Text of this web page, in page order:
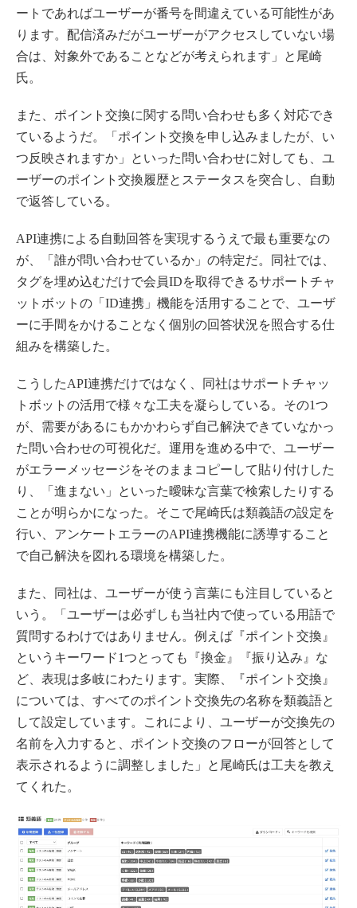
ートであればユーザーが番号を間違えている可能性があ
ります。配信済みだがユーザーがアクセスしていない場
合は、対象外であることなどが考えられます」と尾崎
氏。
また、ポイント交換に関する問い合わせも多く対応でき
ているようだ。「ポイント交換を申し込みましたが、い
つ反映されますか」といった問い合わせに対しても、ユ
ーザーのポイント交換履歴とステータスを突合し、自動
で返答している。
API連携による自動回答を実現するうえで最も重要なの
が、「誰が問い合わせているか」の特定だ。同社では、
タグを埋め込むだけで会員IDを取得できるサポートチャ
ットボットの「ID連携」機能を活用することで、ユーザ
ーに手間をかけることなく個別の回答状況を照合する仕
組みを構築した。
こうしたAPI連携だけではなく、同社はサポートチャッ
トボットの活用で様々な工夫を凝らしている。その1つ
が、需要があるにもかかわらず自己解決できていなかっ
た問い合わせの可視化だ。運用を進める中で、ユーザー
がエラーメッセージをそのままコピーして貼り付けした
り、「進まない」といった曖昧な言葉で検索したりする
ことが明らかになった。そこで尾崎氏は類義語の設定を
行い、アンケートエラーのAPI連携機能に誘導すること
で自己解決を図れる環境を構築した。
また、同社は、ユーザーが使う言葉にも注目していると
いう。「ユーザーは必ずしも当社内で使っている用語で
質問するわけではありません。例えば『ポイント交換』
というキーワード1つとっても『換金』『振り込み』な
ど、表現は多岐にわたります。実際、『ポイント交換』
については、すべてのポイント交換先の名称を類義語と
して設定しています。これにより、ユーザーが交換先の
名前を入力すると、ポイント交換のフローが回答として
表示されるように調整しました」と尾崎氏は工夫を教え
てくれた。